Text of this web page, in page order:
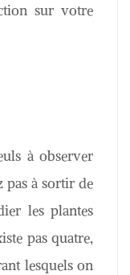
sur votre
à observer
pas à sortir de
les plantes
pas quatre,
lesquels on